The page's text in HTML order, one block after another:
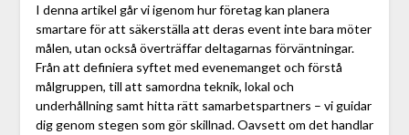
I denna artikel går vi igenom hur företag kan planera
smartare för att säkerställa att deras event inte bara möter
målen, utan också överträffar deltagarnas förväntningar.
Från att definiera syftet med evenemanget och förstå
målgruppen, till att samordna teknik, lokal och
underhållning samt hitta rätt samarbetspartners – vi guidar
dig genom stegen som gör skillnad. Oavsett om det handlar